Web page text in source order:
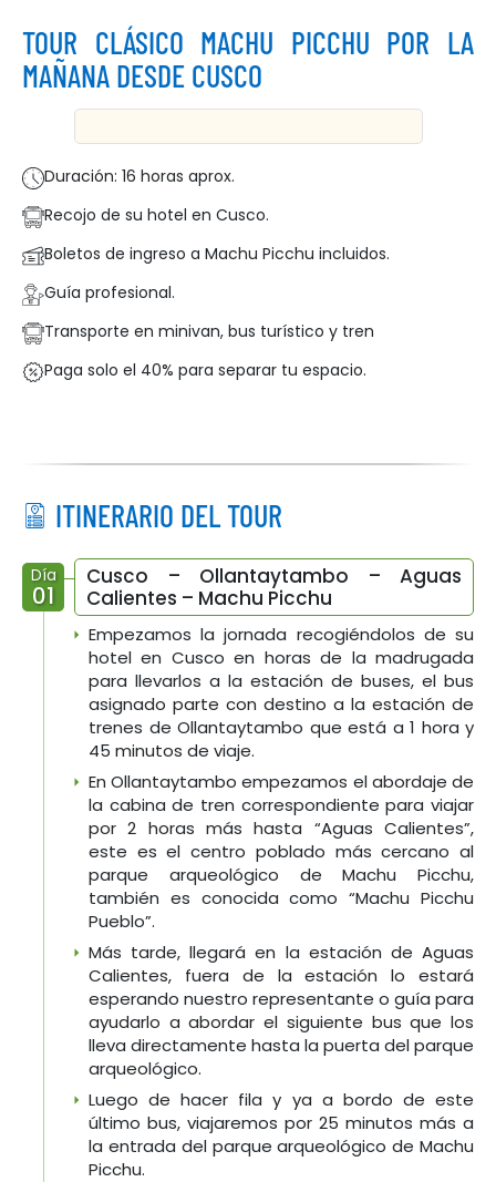
WHATSAPP
TOUR CLÁSICO MACHU PICCHU POR LA
MAÑANA DESDE CUSCO
Duración: 16 horas aprox.
Recojo de su hotel en Cusco.
Boletos de ingreso a Machu Picchu incluidos.
Guía profesional.
Transporte en minivan, bus turístico y tren
Paga solo el 40% para separar tu espacio.
ITINERARIO DEL TOUR
Día
01
Cusco – Ollantaytambo – Aguas
Calientes – Machu Picchu
Empezamos la jornada recogiéndolos de su
hotel en Cusco en horas de la madrugada
para llevarlos a la estación de buses, el bus
asignado parte con destino a la estación de
trenes de Ollantaytambo que está a 1 hora y
45 minutos de viaje.
En Ollantaytambo empezamos el abordaje de
la cabina de tren correspondiente para viajar
por 2 horas más hasta “Aguas Calientes”,
este es el centro poblado más cercano al
parque arqueológico de Machu Picchu,
también es conocida como “Machu Picchu
Pueblo”.
Más tarde, llegará en la estación de Aguas
Calientes, fuera de la estación lo estará
esperando nuestro representante o guía para
ayudarlo a abordar el siguiente bus que los
lleva directamente hasta la puerta del parque
arqueológico.
Luego de hacer fila y ya a bordo de este
último bus, viajaremos por 25 minutos más a
la entrada del parque arqueológico de Machu
Picchu.